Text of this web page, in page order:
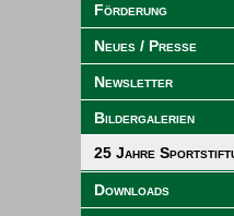
Förderung
Neues / Presse
Newsletter
Bildergalerien
25 Jahre
Downloads